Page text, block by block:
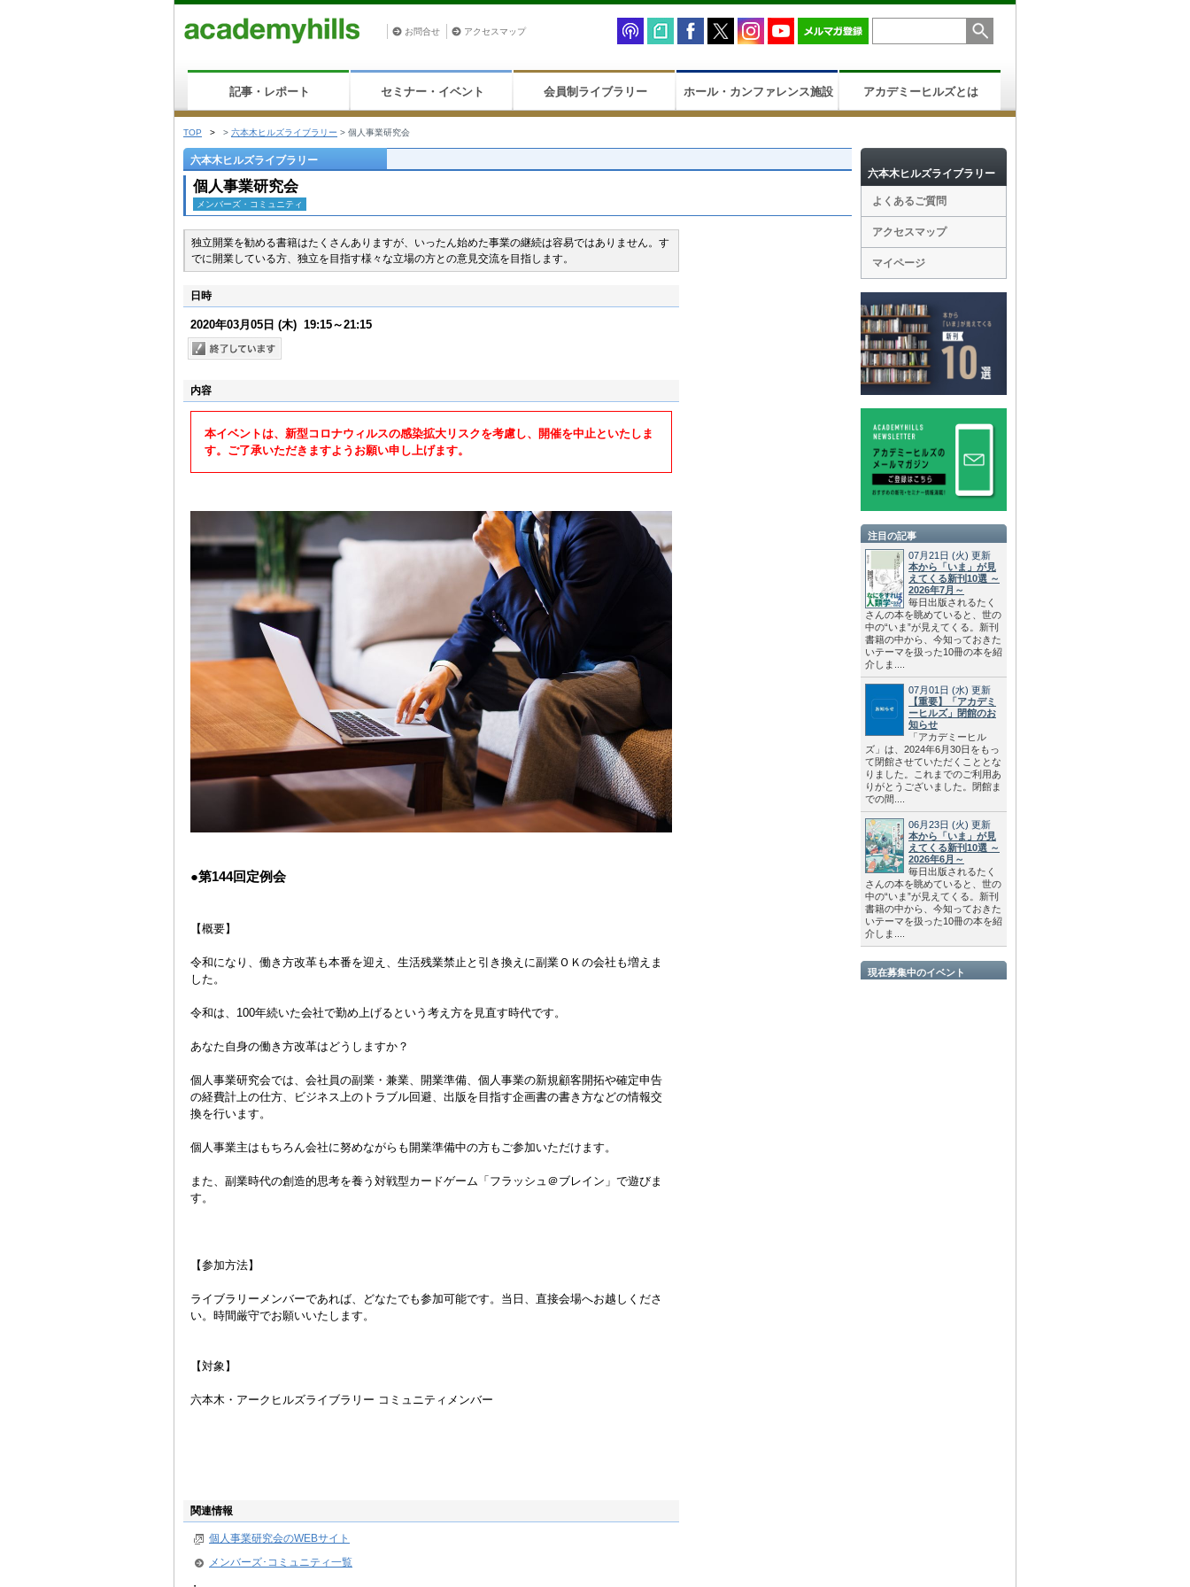
お問合せ アクセスマップ
記事・レポート セミナー・イベント 会員制ライブラリー ホール・カンファレンス施設 アカデミーヒルズとは
TOP > > 六本木ヒルズライブラリー > 個人事業研究会
六本木ヒルズライブラリー
個人事業研究会
メンバーズ・コミュニティ
独立開業を勧める書籍はたくさんありますが、いったん始めた事業の継続は容易ではありません。す
でに開業している方、独立を目指す様々な立場の方との意見交流を目指します。
日時
2020年03月05日 (木) 19:15～21:15
内容
本イベントは、新型コロナウィルスの感染拡大リスクを考慮し、開催を中止といたしま
す。ご了承いただきますようお願い申し上げます。
●第144回定例会
【概要】
令和になり、働き方改革も本番を迎え、生活残業禁止と引き換えに副業ＯＫの会社も増えま
した。
令和は、100年続いた会社で勤め上げるという考え方を見直す時代です。
あなた自身の働き方改革はどうしますか？
個人事業研究会では、会社員の副業・兼業、開業準備、個人事業の新規顧客開拓や確定申告
の経費計上の仕方、ビジネス上のトラブル回避、出版を目指す企画書の書き方などの情報交
換を行います。
個人事業主はもちろん会社に努めながらも開業準備中の方もご参加いただけます。
また、副業時代の創造的思考を養う対戦型カードゲーム「フラッシュ＠ブレイン」で遊びま
す。
【参加方法】
ライブラリーメンバーであれば、どなたでも参加可能です。当日、直接会場へお越しくださ
い。時間厳守でお願いいたします。
【対象】
六本木・アークヒルズライブラリー コミュニティメンバー
関連情報
個人事業研究会のWEBサイト
メンバーズ･コミュニティ一覧
六本木ヒルズライブラリー
よくあるご質問
アクセスマップ
マイページ
注目の記事
07月21日 (火) 更新
本から「いま」が見
えてくる新刊10選 ～
2026年7月～
毎日出版されるたく
さんの本を眺めていると、世の
中の“いま”が見えてくる。新刊
書籍の中から、今知っておきた
いテーマを扱った10冊の本を紹
介しま....
07月01日 (水) 更新
【重要】「アカデミ
ーヒルズ」閉館のお
知らせ
「アカデミーヒル
ズ」は、2024年6月30日をもっ
て閉館させていただくこととな
りました。これまでのご利用あ
りがとうございました。閉館ま
での間....
06月23日 (火) 更新
本から「いま」が見
えてくる新刊10選 ～
2026年6月～
毎日出版されるたく
さんの本を眺めていると、世の
中の“いま”が見えてくる。新刊
書籍の中から、今知っておきた
いテーマを扱った10冊の本を紹
介しま....
現在募集中のイベント